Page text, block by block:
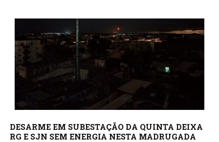
DESARME EM SUBESTAÇÃO DA QUINTA DEIXA
RG E SJN SEM ENERGIA NESTA MADRUGADA